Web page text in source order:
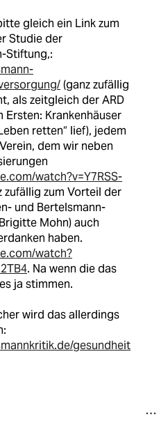
gleich ein Link zum
Studie der
Stiftung,:
(ganz zufällig
als zeitgleich der ARD
Ersten: Krankenhäuser
retten“ lief), jedem
dem wir neben
watch?v=Y7RSS-
zufällig zum Vorteil der
und Bertelsmann-
Mohn) auch
haben.
watch?
. Na wenn die das
ja stimmen.
wird das allerdings
gesundheit